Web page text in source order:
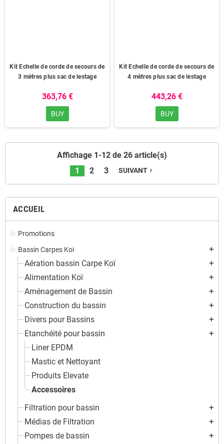
ACCUEIL
Promotions
Bassin Carpes Koi
add
Aération bassin Carpe Koï add
Alimentation Koï add
Aménagement de Bassin add
Construction du bassin add
Divers pour Bassins add
Etanchéité pour bassin add
Liner EPDM
Mastic et Nettoyant
Produits Elevate
Accessoires
Filtration pour bassin
add
Médias de Filtration add
Pompes de bassin add
Kit Echelle de corde de secours de
3 mètres plus sac de lestage
363,76 €
BUY
Kit Echelle de corde de secours de
4 mètres plus sac de lestage
443,26 €
BUY
Affichage 1-12 de 26 article(s)
1
2 3 SUIVANTnavigate_next